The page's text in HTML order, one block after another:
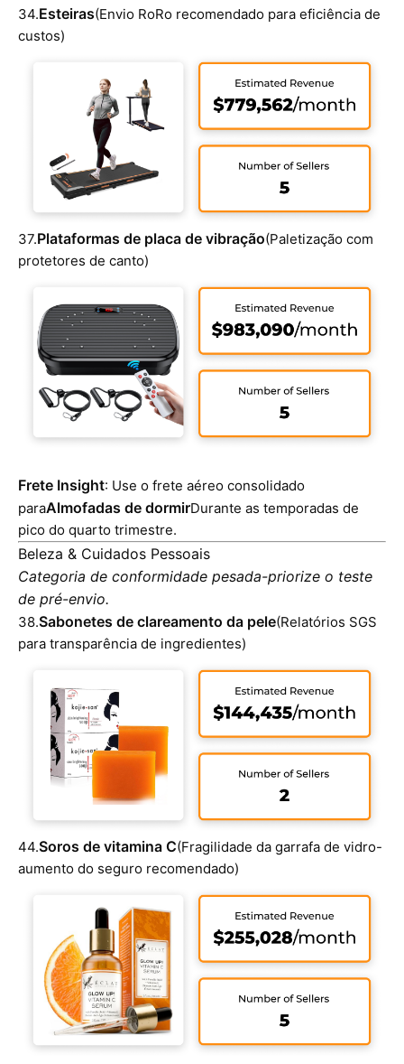
34.Esteiras(Envio RoRo recomendado para eficiência de
custos)
37.Plataformas de placa de vibração(Paletização com
protetores de canto)
Frete Insight: Use o frete aéreo consolidado
paraAlmofadas de dormirDurante as temporadas de
pico do quarto trimestre.
Beleza & Cuidados Pessoais
Categoria de conformidade pesada-priorize o teste
de pré-envio.
38.Sabonetes de clareamento da pele(Relatórios SGS
para transparência de ingredientes)
44.Soros de vitamina C(Fragilidade da garrafa de vidro-
aumento do seguro recomendado)